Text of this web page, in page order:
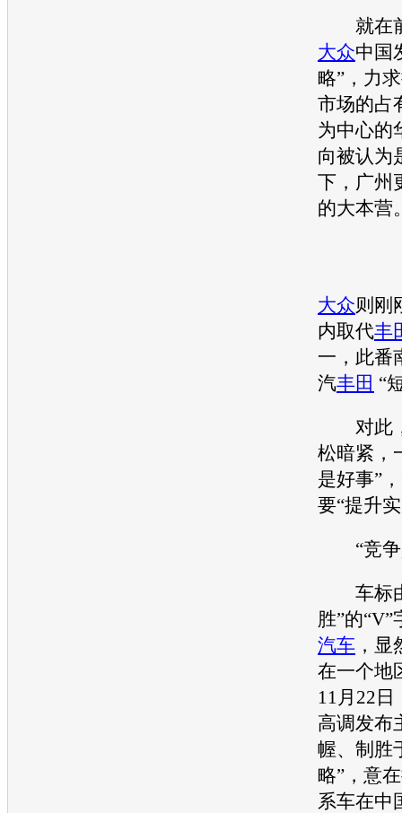
就在前
大众中国
略”，力
市场的占
为中心的
向被认为
下，广州
的大本营
大众则刚
内取代丰
一，此番
汽丰田 “
对此
松暗紧，
是好事”
要“提升
“竞争
车标由
胜”的“V”
汽车 ，
在一个地
11月22日
高调发布
幄、制胜
略”，意
系车在中